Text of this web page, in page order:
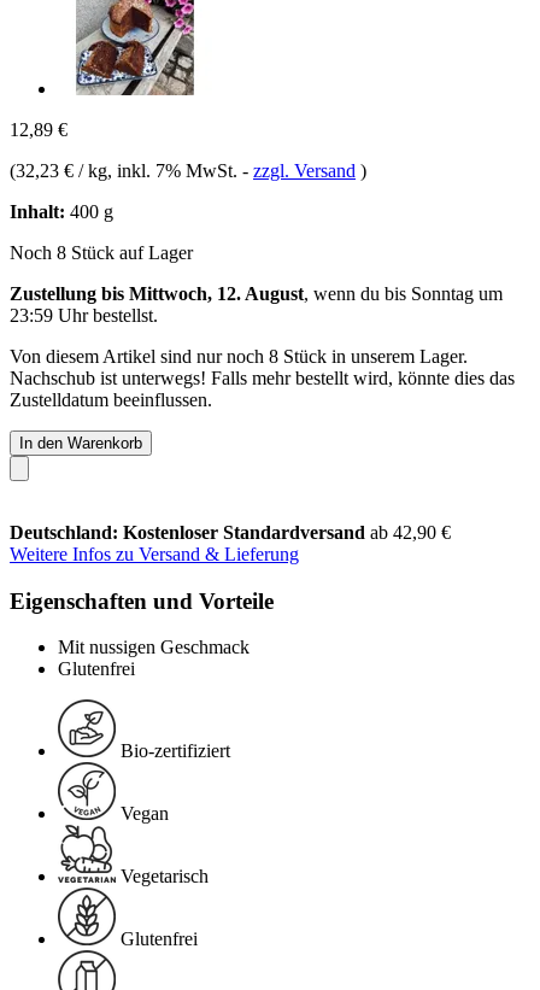
12,89 €
(32,23 € / kg, inkl. 7% MwSt. - zzgl. Versand )
Inhalt: 400 g
Noch 8 Stück auf Lager
Zustellung bis Mittwoch, 12. August, wenn du bis Sonntag um
23:59 Uhrbestellst.
Von diesem Artikel sind nur noch 8 Stück in unserem Lager.
Nachschub ist unterwegs! Falls mehr bestellt wird, könnte dies das
Zustelldatum beeinflussen.
In den Warenkorb
Deutschland: Kostenloser Standardversand ab 42,90 €
Weitere Infos zu Versand & Lieferung
Eigenschaften und Vorteile
Mit nussigen Geschmack
Glutenfrei
Bio-zertifiziert
Vegan
Vegetarisch
Glutenfrei